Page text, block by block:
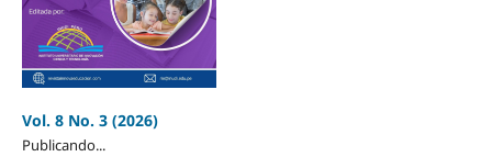
Vol. 8 No. 3 (2026)
Publicando...